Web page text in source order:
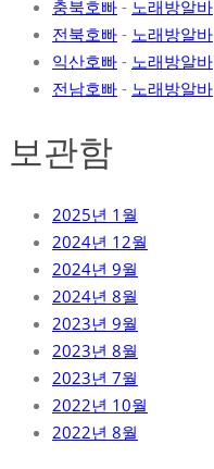
충북호빠 - 노래방알바
전북호빠 - 노래방알바
익산호빠 - 노래방알바
전남호빠 - 노래방알바
보관함
2025년 1월
2024년 12월
2024년 9월
2024년 8월
2023년 9월
2023년 8월
2023년 7월
2022년 10월
2022년 8월